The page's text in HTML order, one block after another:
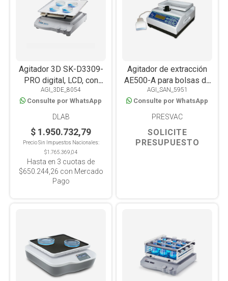
Agitador 3D SK-D3309-
PRO digital, LCD, con
timer, plataforma
antideslizante, 5kg
AGI_3DE_8054
Consulte por WhatsApp
DLAB
$ 1.950.732,79
Precio Sin Impuestos Nacionales:
$1.765.369,04
Hasta en 3 cuotas de
$650.244,26 con Mercado
Pago
Agitador de extracción
AE500-A para bolsas de
sangre digital, LCD,
automático, con balanza
AGI_SAN_5951
Consulte por WhatsApp
PRESVAC
SOLICITE
PRESUPUESTO